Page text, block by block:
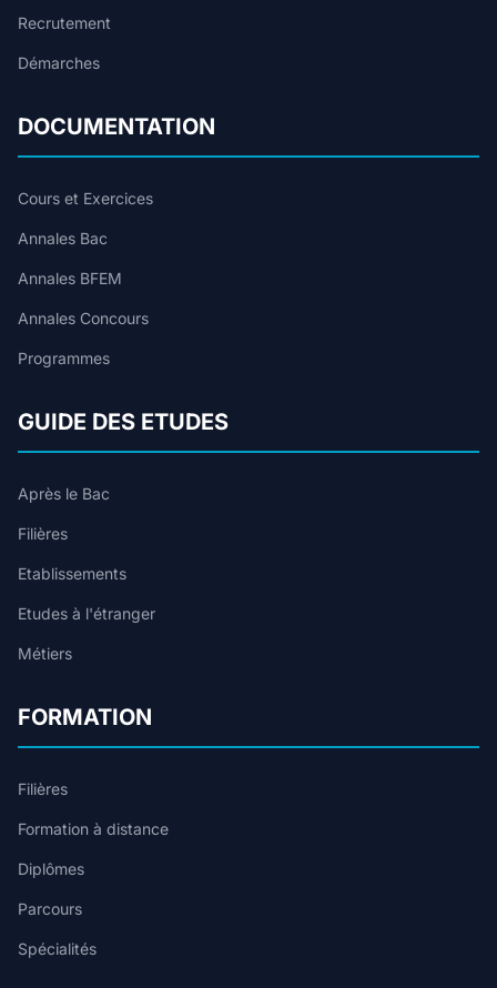
Recrutement
Démarches
DOCUMENTATION
Cours et Exercices
Annales Bac
Annales BFEM
Annales Concours
Programmes
GUIDE DES ETUDES
Après le Bac
Filières
Etablissements
Etudes à l'étranger
Métiers
FORMATION
Filières
Formation à distance
Diplômes
Parcours
Spécialités